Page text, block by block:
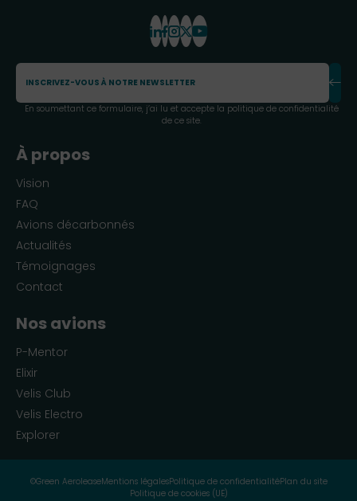
En soumettant ce formulaire, j’ai lu et accepte la politique de confidentialité
de ce site.
À propos
Vision
FAQ
Avions décarbonnés
Actualités
Témoignages
Contact
Nos avions
P-Mentor
Elixir
Velis Club
Velis Electro
Explorer
©Green AeroleaseMentions légalesPolitique de confidentialitéPlan du site
Politique de cookies (UE)